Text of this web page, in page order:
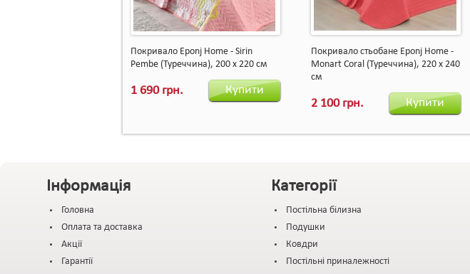
Покривало Eponj Home - Sirin
Pembe (Туреччина), 200 х 220 см
1 690 грн. Купити
Покривало стьобане Eponj Home -
Monart Coral (Туреччина), 220 х 240
см
2 100 грн. Купити
Інформація
Головна
Оплата та доставка
Акції
Гарантії
Категорії
Постільна білизна
Подушки
Ковдри
Постільні приналежності